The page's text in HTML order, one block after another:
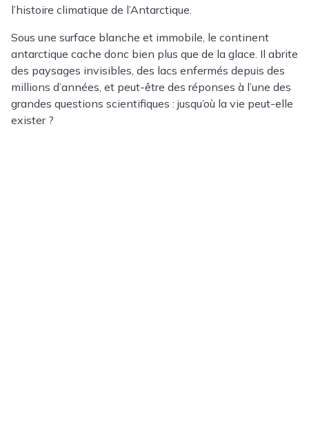
l’histoire climatique de l’Antarctique.
Sous une surface blanche et immobile, le continent
antarctique cache donc bien plus que de la glace. Il abrite
des paysages invisibles, des lacs enfermés depuis des
millions d’années, et peut-être des réponses à l’une des
grandes questions scientifiques : jusqu’où la vie peut-elle
exister ?